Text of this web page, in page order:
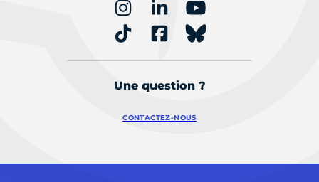
Une question ?
CONTACTEZ-NOUS